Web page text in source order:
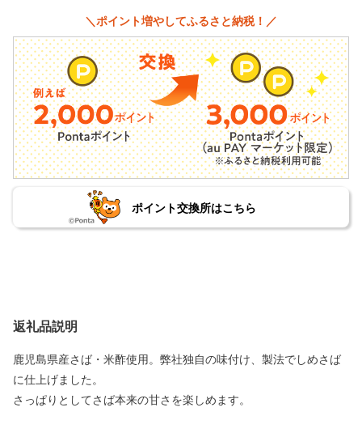
＼ポイント増やしてふるさと納税！／
ポイント交換所はこちら
返礼品説明
鹿児島県産さば・米酢使用。弊社独自の味付け、製法でしめさば
に仕上げました。
さっぱりとしてさば本来の甘さを楽しめます。